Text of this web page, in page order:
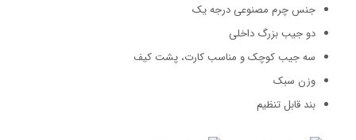
جنس چرم مصنوعی درجه یک
دو جیب بزرگ داخلی
سه جیب کوچک و مناسب کارت، پشت کیف
وزن سبک
بند قابل تنظیم